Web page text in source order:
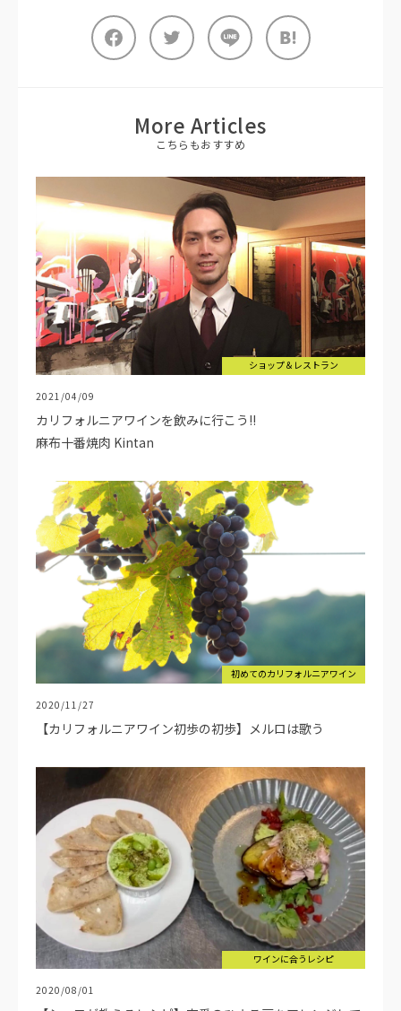
More Articles
こちらもおすすめ
ショップ＆レストラン
カリフォルニアワインを飲みに行こう!!
麻布十番焼肉 Kintan
2021/04/09
初めてのカリフォルニアワイン
【カリフォルニアワイン初歩の初歩】メルロは歌う
2020/11/27
ワインに合うレシピ
2020/08/01